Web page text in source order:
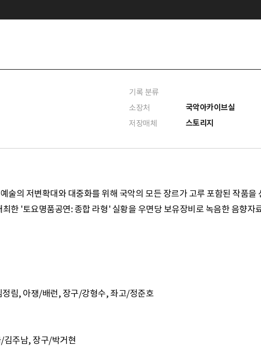
기록 분류
소장처 국악아카이브실
저장매체 스토리지
술의 저변확대와 대중화를 위해 국악의 모든 장르가 고루 포함된 작품
한 '토요명품공연: 종합 라형' 실황을 우면당 보유장비로 녹음한 음향자
림, 아쟁/배런, 장구/강형수, 좌고/정준호
주남, 장구/박거현